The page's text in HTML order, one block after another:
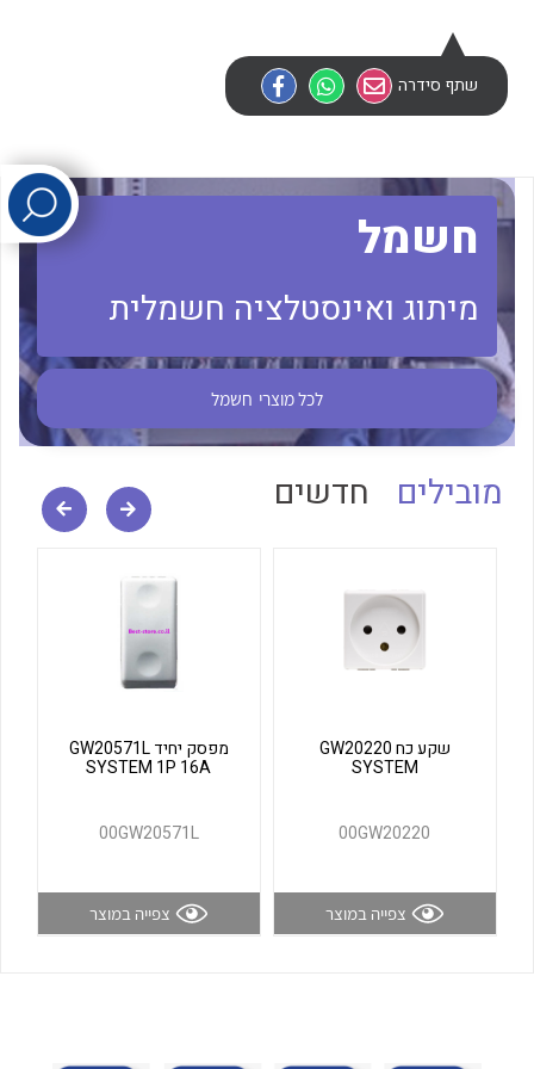
לכל מוצרי היצרן
לכל מוצרי היצרן לכל מוצרי היצרן
לכל מוצרי היצרן לכל מוצרי היצרן
שתף סידרה
חשמל
מיתוג ואינסטלציה חשמלית
לכל מוצרי חשמל
מובילים חדשים
שקע כח GW20220
SYSTEM
00GW20220
צפייה במוצר
מפסק יחיד GW20571L
SYSTEM 1P 16A
00GW20571L
צפייה במוצר